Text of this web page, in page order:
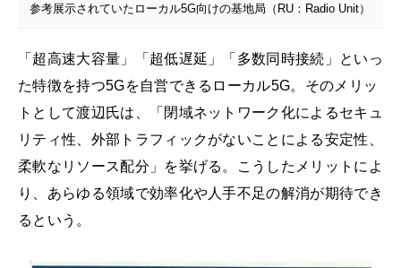
参考展示されていたローカル5G向けの基地局（RU：Radio Unit）
「超高速大容量」「超低遅延」「多数同時接続」といっ
た特徴を持つ5Gを自営できるローカル5G。そのメリッ
トとして渡辺氏は、「閉域ネットワーク化によるセキュ
リティ性、外部トラフィックがないことによる安定性、
柔軟なリソース配分」を挙げる。こうしたメリットによ
り、あらゆる領域で効率化や人手不足の解消が期待でき
るという。